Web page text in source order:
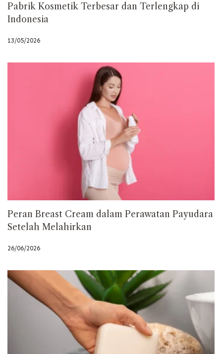
Pabrik Kosmetik Terbesar dan Terlengkap di
Indonesia
13/05/2026
Peran Breast Cream dalam Perawatan Payudara
Setelah Melahirkan
26/06/2026